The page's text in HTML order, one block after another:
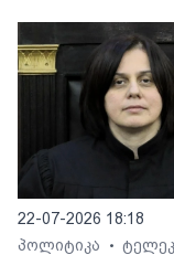
22-07-2026 18:18
პოლიტიკა
•